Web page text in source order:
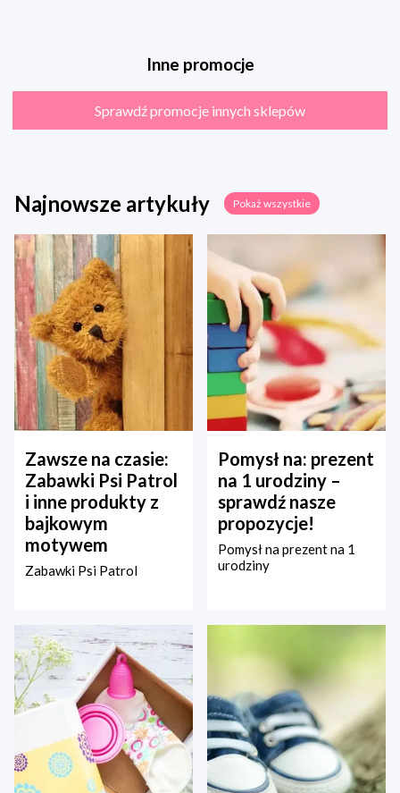
Inne promocje
Sprawdź promocje innych sklepów
Najnowsze artykuły Pokaż wszystkie
Zawsze na czasie:
Zabawki Psi Patrol
i inne produkty z
bajkowym
motywem
Zabawki Psi Patrol
Pomysł na: prezent
na 1 urodziny –
sprawdź nasze
propozycje!
Pomysł na prezent na 1
urodziny